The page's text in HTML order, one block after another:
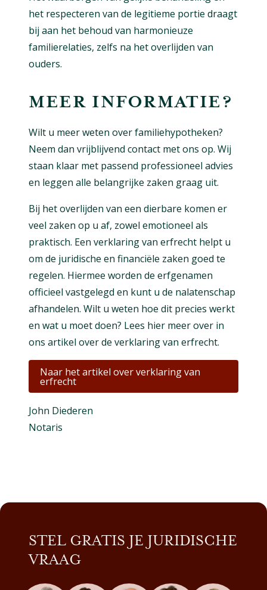
het respecteren van de legitieme portie draagt
bij aan het behoud van harmonieuze
familierelaties, zelfs na het overlijden van
ouders.
MEER INFORMATIE?
Wilt u meer weten over familiehypotheken?
Neem dan vrijblijvend contact met ons op. Wij
staan klaar met passend professioneel advies
en leggen alle belangrijke zaken graag uit.
Bij het overlijden van een dierbare komen er
veel zaken op u af, zowel emotioneel als
praktisch. Een verklaring van erfrecht helpt u
om de juridische en financiële zaken goed te
regelen. Hiermee worden de erfgenamen
officieel vastgelegd en kunt u de nalatenschap
afhandelen. Wilt u weten hoe dit precies werkt
en wat u moet doen? Lees hier meer over in
ons artikel over de verklaring van erfrecht.
Naar het artikel over verklaring van
erfrecht
John Diederen
Notaris
STEL GRATIS JE JURIDISCHE
VRAAG